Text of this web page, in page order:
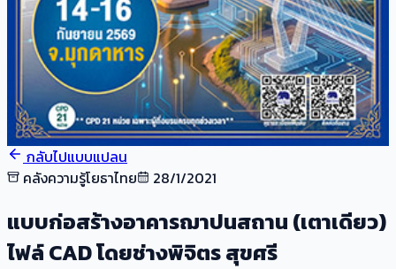
กลับไปแบบแปลน
คลังความรู้โยธาไทย
28/1/2021
แบบก่อสร้างอาคารฌาปนสถาน (เตาเดียว)
ไฟล์ CAD โดยช่างพิจิตร สุขศรี